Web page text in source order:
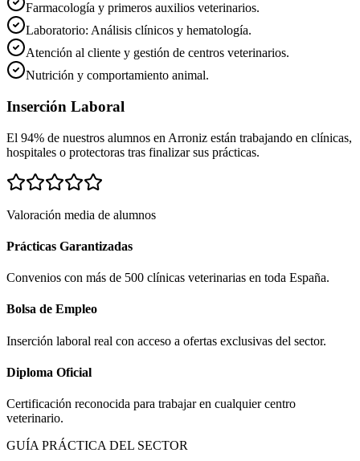
Farmacología y primeros auxilios veterinarios.
Laboratorio: Análisis clínicos y hematología.
Atención al cliente y gestión de centros veterinarios.
Nutrición y comportamiento animal.
Inserción Laboral
El 94% de nuestros alumnos en Arroniz están trabajando en clínicas,
hospitales o protectoras tras finalizar sus prácticas.
Valoración media de alumnos
Prácticas Garantizadas
Convenios con más de 500 clínicas veterinarias en toda España.
Bolsa de Empleo
Inserción laboral real con acceso a ofertas exclusivas del sector.
Diploma Oficial
Certificación reconocida para trabajar en cualquier centro
veterinario.
GUÍA PRÁCTICA DEL SECTOR